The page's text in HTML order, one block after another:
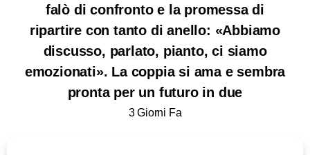
falò di confronto e la promessa di
ripartire con tanto di anello: «Abbiamo
discusso, parlato, pianto, ci siamo
emozionati». La coppia si ama e sembra
pronta per un futuro in due
3 Giorni Fa